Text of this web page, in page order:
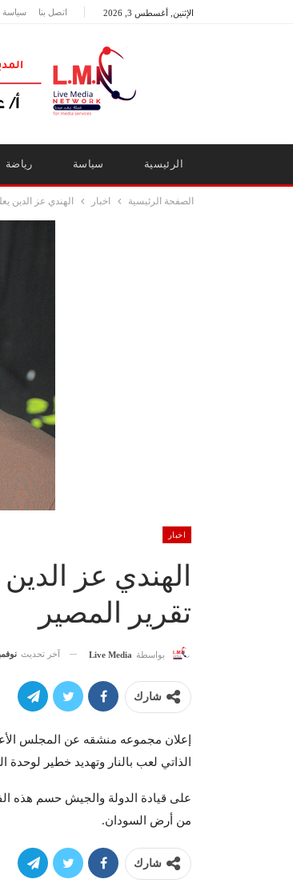
الإثنين, أغسطس 3, 2026 اتصل بنا سياسة
الرئيسية سياسة رياضة
الصفحة الرئيسية اخبار الهندي عز الدين
اخبار
الهندي عز
تقرير المصير
بواسطة Live Media آخر تحديث نوفمبر 9,
شارك
إعلان مجموعه منشقه عن المجلس
الذاتي لعب بالنار وتهديد خطير لوحدة
على قيادة الدولة والجيش حسم هذه
من أرض السودان.
شارك